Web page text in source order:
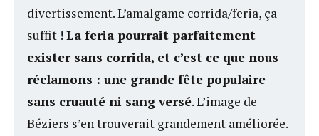
divertissement. L’amalgame corrida/feria, ça
suffit ! La feria pourrait parfaitement
exister sans corrida, et c’est ce que nous
réclamons : une grande fête populaire
sans cruauté ni sang versé. L’image de
Béziers s’en trouverait grandement améliorée.